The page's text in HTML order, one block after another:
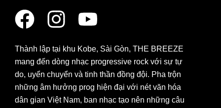
Thành lập tại khu Kobe, Sài Gòn, THE BREEZE
mang đến dòng nhạc progressive rock với sự tự
do, uyển chuyển và tinh thần đồng đội. Pha trộn
những âm hưởng prog hiện đại với nét văn hóa
dân gian Việt Nam, ban nhạc tạo nên những câu